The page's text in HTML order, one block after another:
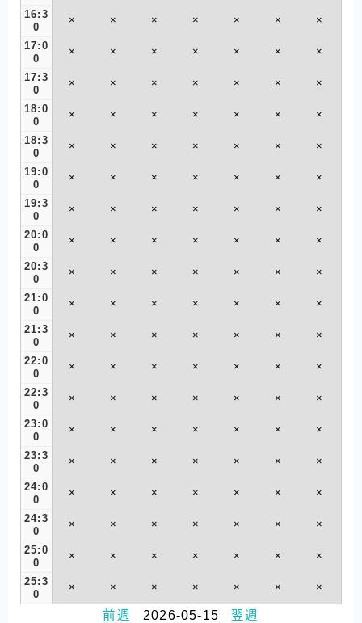
16:3
0
× × × × × × ×
17:0
0
× × × × × × ×
17:3
0
× × × × × × ×
18:0
0
× × × × × × ×
18:3
0
× × × × × × ×
19:0
0
× × × × × × ×
19:3
0
× × × × × × ×
20:0
0
× × × × × × ×
20:3
0
× × × × × × ×
21:0
0
× × × × × × ×
21:3
0
× × × × × × ×
22:0
0
× × × × × × ×
22:3
0
× × × × × × ×
23:0
0
× × × × × × ×
23:3
0
× × × × × × ×
24:0
0
× × × × × × ×
24:3
0
× × × × × × ×
25:0
0
× × × × × × ×
25:3
0
× × × × × × ×
前週 2026-05-15 翌週